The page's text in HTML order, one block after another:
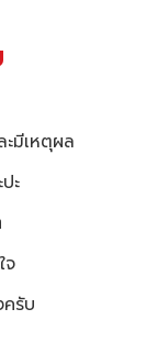
มีเหตุผล
ะ
จ
ครับ